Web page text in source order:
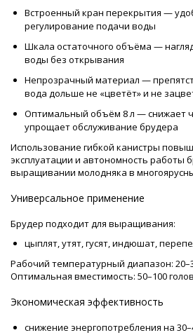
Встроенный кран перекрытия —
регулирование подачи воды
Шкала остаточного объёма —
воды без открывания
Непрозрачный материал —
вода дольше не «цветёт» и не
Оптимальный объём 8 л — снижает
упрощает обслуживание брудера
Использование гибкой канистры
эксплуатации и автономность работы
выращивании молодняка в
Универсальное применение
Брудер подходит для выращивания:
цыплят, утят, гусят, индюшат,
Рабочий температурный диапазон:
Оптимальная вместимость: 50–100 голов
Экономическая эффективность
снижение энергопотребления на